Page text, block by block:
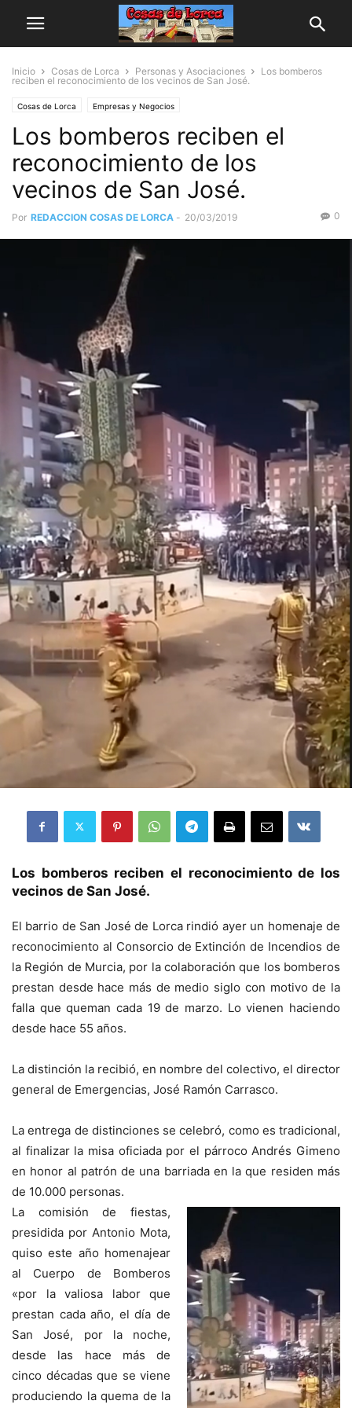
Inicio Cosas de Lorca Personas y Asociaciones
Los bomberos
reciben el reconocimiento de los vecinos de San José.
Cosas de Lorca Empresas y Negocios
Los bomberos reciben el
reconocimiento de los
vecinos de San José.
Por REDACCION COSAS DE LORCA - 20/03/2019 0
Los bomberos reciben el reconocimiento de los
vecinos de San José.
El barrio de San José de Lorca rindió ayer un homenaje de
reconocimiento al Consorcio de Extinción de Incendios de
la Región de Murcia, por la colaboración que los bomberos
prestan desde hace más de medio siglo con motivo de la
falla que queman cada 19 de marzo. Lo vienen haciendo
desde hace 55 años.
La distinción la recibió, en nombre del colectivo, el director
general de Emergencias, José Ramón Carrasco.
La entrega de distinciones se celebró, como es tradicional,
al finalizar la misa oficiada por el párroco Andrés Gimeno
en honor al patrón de una barriada en la que residen más
de 10.000 personas.
La comisión de fiestas,
presidida por Antonio Mota,
quiso este año homenajear
al Cuerpo de Bomberos
«por la valiosa labor que
prestan cada año, el día de
San José, por la noche,
desde las hace más de
cinco décadas que se viene
produciendo la quema de la